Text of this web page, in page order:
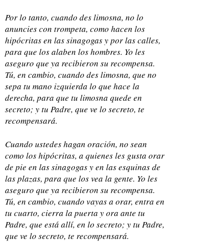
Por lo tanto, cuando des limosna, no lo
anuncies con trompeta, como hacen los
hipócritas en las sinagogas y por las calles,
para que los alaben los hombres. Yo les
aseguro que ya recibieron su recompensa.
Tú, en cambio, cuando des limosna, que no
sepa tu mano izquierda lo que hace la
derecha, para que tu limosna quede en
secreto; y tu Padre, que ve lo secreto, te
recompensará.
Cuando ustedes hagan oración, no sean
como los hipócritas, a quienes les gusta orar
de pie en las sinagogas y en las esquinas de
las plazas, para que los vea la gente. Yo les
aseguro que ya recibieron su recompensa.
Tú, en cambio, cuando vayas a orar, entra en
tu cuarto, cierra la puerta y ora ante tu
Padre, que está allí, en lo secreto; y tu Padre,
que ve lo secreto, te recompensará.